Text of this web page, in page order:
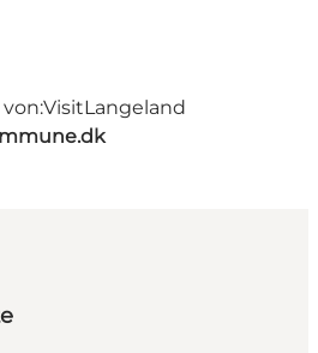
VisitLangeland